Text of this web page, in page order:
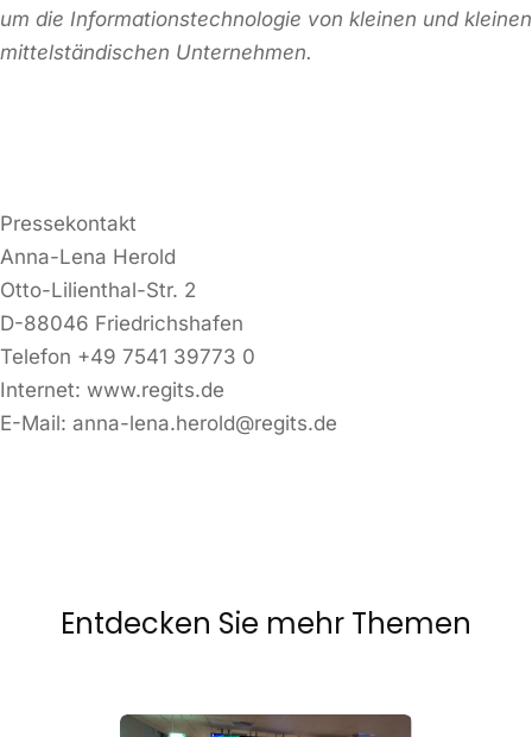
um die Informationstechnologie von kleinen und kleinen
mittelständischen Unternehmen.
Pressekontakt
Anna-Lena Herold
Otto-Lilienthal-Str. 2
D-88046 Friedrichshafen
Telefon +49 7541 39773 0
Internet: www.regits.de
E-Mail: anna-lena.herold@regits.de
Entdecken Sie mehr Themen